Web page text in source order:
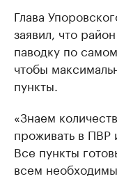
Глава
заявил, что
паводку по
чтобы
пункты.
«Знаем
проживать в ПВР
Все пункты
всем